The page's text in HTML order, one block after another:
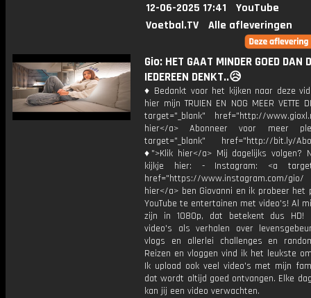
12-06-2025 17:41
YouTube
Voetbal.TV
Alle afleveringen
Gio: HET GAAT MINDER GOED DAN
IEDEREEN DENKT..😥
♦ Bedankt voor het kijken naar deze
hier mijn TRUIEN EN NOG MEER VETTE
target="_blank" href="http://
hier</a> Abonneer voor meer
target="_blank" href="http://bit.ly/
♦">Klik hier</a> Mij dagelijks volgen?
kijkje hier: - Instagram: <a
href="https://www.instagram.com/
hier</a> ben Giovanni en ik probeer het
YouTube te entertainen met video's! Al
zijn in 1080p, dat betekent dus HD!
video's als verhalen over
vlogs en allerlei challenges en
Reizen en vloggen vind ik het leukste
Ik upload ook veel video's met mijn
dat wordt altijd goed ontvangen. Elke
kan jij een video verwachten.